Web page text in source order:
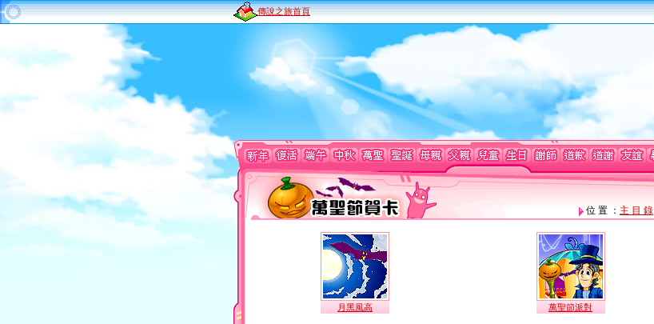
傳說之旅首頁
位 置 ： 主 目 錄
月黑風高 萬聖節派對